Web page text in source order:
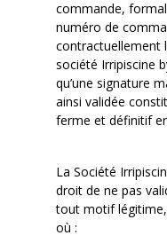
commande,
numéro de
contractuellement
société Irripiscine
qu’une signature
ainsi validée
ferme et définitif
La Société
droit de ne pas
tout motif
où :